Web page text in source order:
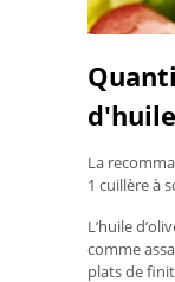
La
1 cuillère à
L’huile
comme
plats de